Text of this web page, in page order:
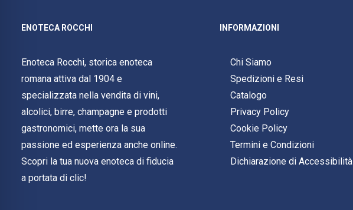
ENOTECA ROCCHI
Enoteca Rocchi, storica enoteca
romana attiva dal 1904 e
specializzata nella vendita di vini,
alcolici, birre, champagne e prodotti
gastronomici, mette ora la sua
passione ed esperienza anche online.
Scopri la tua nuova enoteca di fiducia
a portata di clic!
INFORMAZIONI
Chi Siamo
Spedizioni e Resi
Catalogo
Privacy Policy
Cookie Policy
Termini e Condizioni
Dichiarazione di Accessibilità